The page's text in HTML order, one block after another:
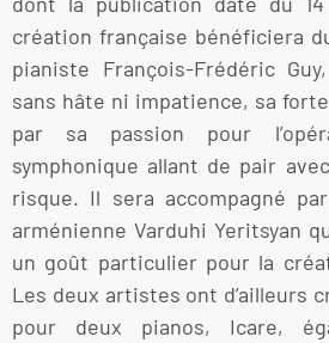
création française bénéficiera
pianiste François-Frédéric
sans hâte ni impatience, sa
par sa passion pour
symphonique allant de pair
risque. Il sera accompagné
arménienne Varduhi Yeritsyan
un goût particulier pour la
Les deux artistes ont d’ailleurs
pour deux pianos, Icare,